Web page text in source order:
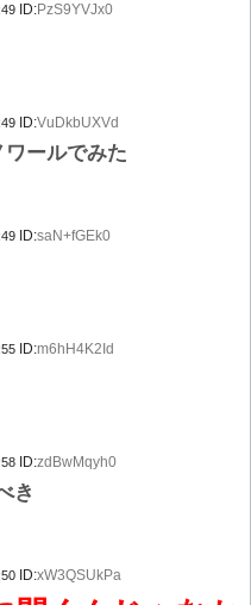
ID:PzS9YVJx0
ID:VuDkbUXVd
ールでみた
ID:saN+fGEk0
ID:m6hH4K2Id
ID:zdBwMqyh0
き
ID:xW3QSUkPa